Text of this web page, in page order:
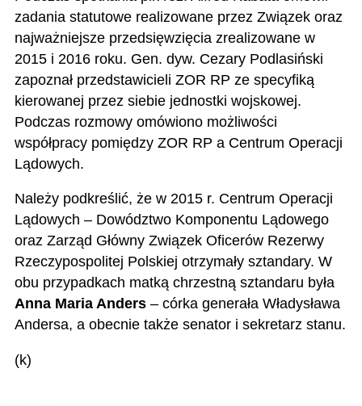
zadania statutowe realizowane przez Związek oraz
najważniejsze przedsięwzięcia zrealizowane w
2015 i 2016 roku. Gen. dyw. Cezary Podlasiński
zapoznał przedstawicieli ZOR RP ze specyfiką
kierowanej przez siebie jednostki wojskowej.
Podczas rozmowy omówiono możliwości
współpracy pomiędzy ZOR RP a Centrum Operacji
Lądowych.
Należy podkreślić, że w 2015 r. Centrum Operacji
Lądowych – Dowództwo Komponentu Lądowego
oraz Zarząd Główny Związek Oficerów Rezerwy
Rzeczypospolitej Polskiej otrzymały sztandary. W
obu przypadkach matką chrzestną sztandaru była
Anna Maria Anders– córka generała Władysława
Andersa, a obecnie także senator i sekretarz stanu.
(k)